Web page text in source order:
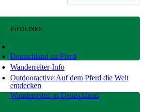
INFOLINKS
Deutschland zu Pferd
Wanderreiter-Info
Outdooractive:Auf dem Pferd die Welt
entdecken
Wanderreiten in Deutschland